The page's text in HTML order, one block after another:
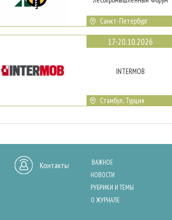
Санкт-Петербург
17-20.10.2026
INTERMOB
Стамбул, Турция
Контакты
ВАЖНОЕ
НОВОСТИ
РУБРИКИ И ТЕМЫ
О ЖУРНАЛЕ